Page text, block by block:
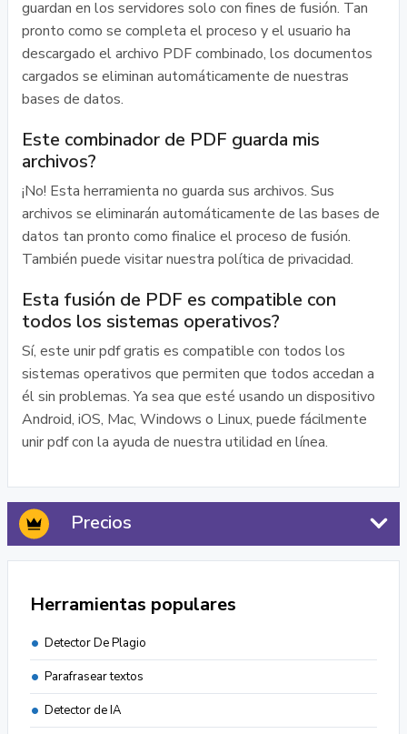
guardan en los servidores solo con fines de fusión. Tan
pronto como se completa el proceso y el usuario ha
descargado el archivo PDF combinado, los documentos
cargados se eliminan automáticamente de nuestras
bases de datos.
Este combinador de PDF guarda mis
archivos?
¡No! Esta herramienta no guarda sus archivos. Sus
archivos se eliminarán automáticamente de las bases de
datos tan pronto como finalice el proceso de fusión.
También puede visitar nuestra política de privacidad.
Esta fusión de PDF es compatible con
todos los sistemas operativos?
Sí, este unir pdf gratis es compatible con todos los
sistemas operativos que permiten que todos accedan a
él sin problemas. Ya sea que esté usando un dispositivo
Android, iOS, Mac, Windows o Linux, puede fácilmente
unir pdf con la ayuda de nuestra utilidad en línea.
Precios
Herramientas populares
Detector De Plagio
Parafrasear textos
Detector de IA